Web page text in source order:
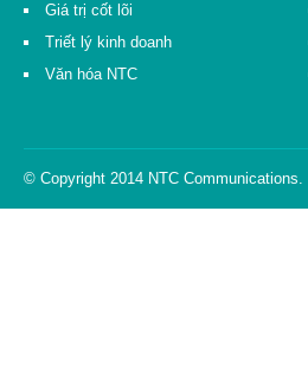
Giá trị cốt lõi
Triết lý kinh doanh
Văn hóa NTC
© Copyright 2014 NTC Communications.